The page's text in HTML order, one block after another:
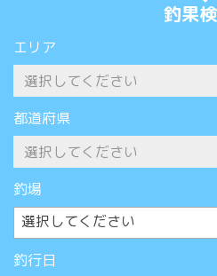
釣果
エリア
都道府県
釣場
選択してください
釣行日